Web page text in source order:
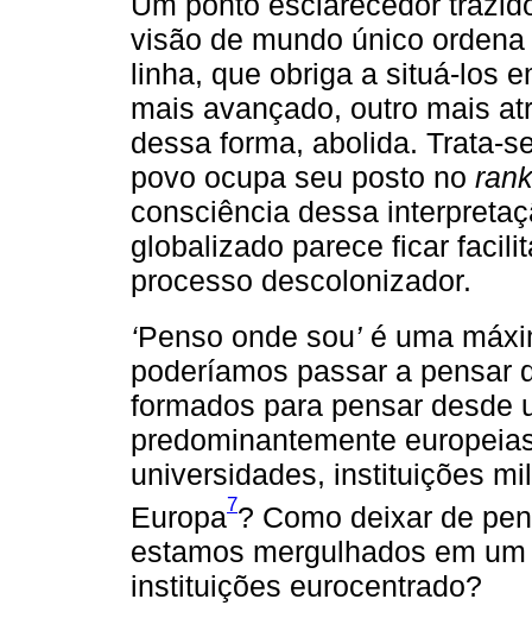
visão de mundo único
linha, que obriga a situá-los
mais avançado, outro mais
dessa forma, abolida. Trata-
povo ocupa seu posto no
consciência dessa
globalizado parece ficar
processo descolonizador.
‘Penso onde sou’ é uma
poderíamos passar a pensar
formados para pensar desde
predominantemente
universidades, instituições
Europa7? Como deixar de
estamos mergulhados em
instituições eurocentrado?